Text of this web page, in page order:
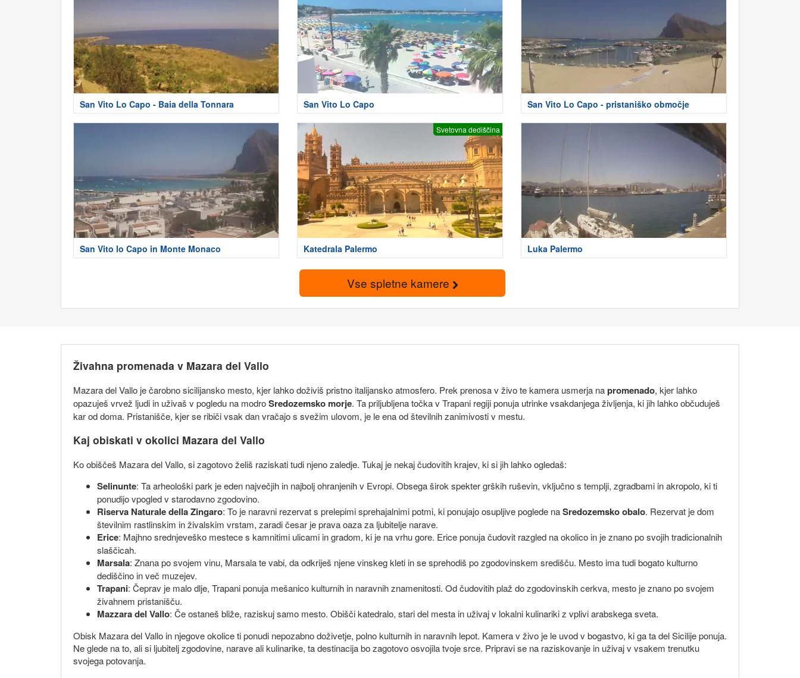
San Vito Lo Capo - Baia della Tonnara San Vito Lo Capo San Vito Lo Capo - pristaniško območje
San Vito lo Capo in Monte Monaco
Svetovna dediščina
Katedrala Palermo Luka Palermo
Vse spletne kamere
Živahna promenada v Mazara del Vallo
Mazara del Vallo je čarobno sicilijansko mesto, kjer lahko doživiš pristno italijansko atmosfero. Prek prenosa v živo te kamera usmerja napromenado, kjer lahko
opazuješ vrvež ljudi in uživaš v pogledu na modroSredozemsko morje. Ta priljubljena točka v Trapani regiji ponuja utrinke vsakdanjega življenja, ki jih lahko občuduješ
kar od doma. Pristanišče, kjer se ribiči vsak dan vračajo s svežim ulovom, je le ena od številnih zanimivosti v mestu.
Kaj obiskati v okolici Mazara del Vallo
Ko obiščeš Mazara del Vallo, si zagotovo želiš raziskati tudi njeno zaledje. Tukaj je nekaj čudovitih krajev, ki si jih lahko ogledaš:
Selinunte: Ta arheološki park je eden največjih in najbolj ohranjenih v Evropi. Obsega širok spekter grških ruševin, vključno s templji, zgradbami in akropolo, ki ti
ponudijo vpogled v starodavno zgodovino.
Riserva Naturale della Zingaro: To je naravni rezervat s prelepimi sprehajalnimi potmi, ki ponujajo osupljive poglede naSredozemsko obalo. Rezervat je dom
številnim rastlinskim in živalskim vrstam, zaradi česar je prava oaza za ljubitelje narave.
Erice: Majhno srednjeveško mestece s kamnitimi ulicami in gradom, ki je na vrhu gore. Erice ponuja čudovit razgled na okolico in je znano po svojih tradicionalnih
slaščicah.
Marsala: Znana po svojem vinu, Marsala te vabi, da odkriješ njene vinskeg kleti in se sprehodiš po zgodovinskem središču. Mesto ima tudi bogato kulturno
dediščino in več muzejev.
Trapani: Čeprav je malo dlje, Trapani ponuja mešanico kulturnih in naravnih znamenitosti. Od čudovitih plaž do zgodovinskih cerkva, mesto je znano po svojem
živahnem pristanišču.
Mazzara del Vallo: Če ostaneš bliže, raziskuj samo mesto. Obišči katedralo, stari del mesta in uživaj v lokalni kulinariki z vplivi arabskega sveta.
Obisk Mazara del Vallo in njegove okolice ti ponudi nepozabno doživetje, polno kulturnih in naravnih lepot. Kamera v živo je le uvod v bogastvo, ki ga ta del Sicilije ponuja.
Ne glede na to, ali si ljubitelj zgodovine, narave ali kulinarike, ta destinacija bo zagotovo osvojila tvoje srce. Pripravi se na raziskovanje in uživaj v vsakem trenutku
svojega potovanja.